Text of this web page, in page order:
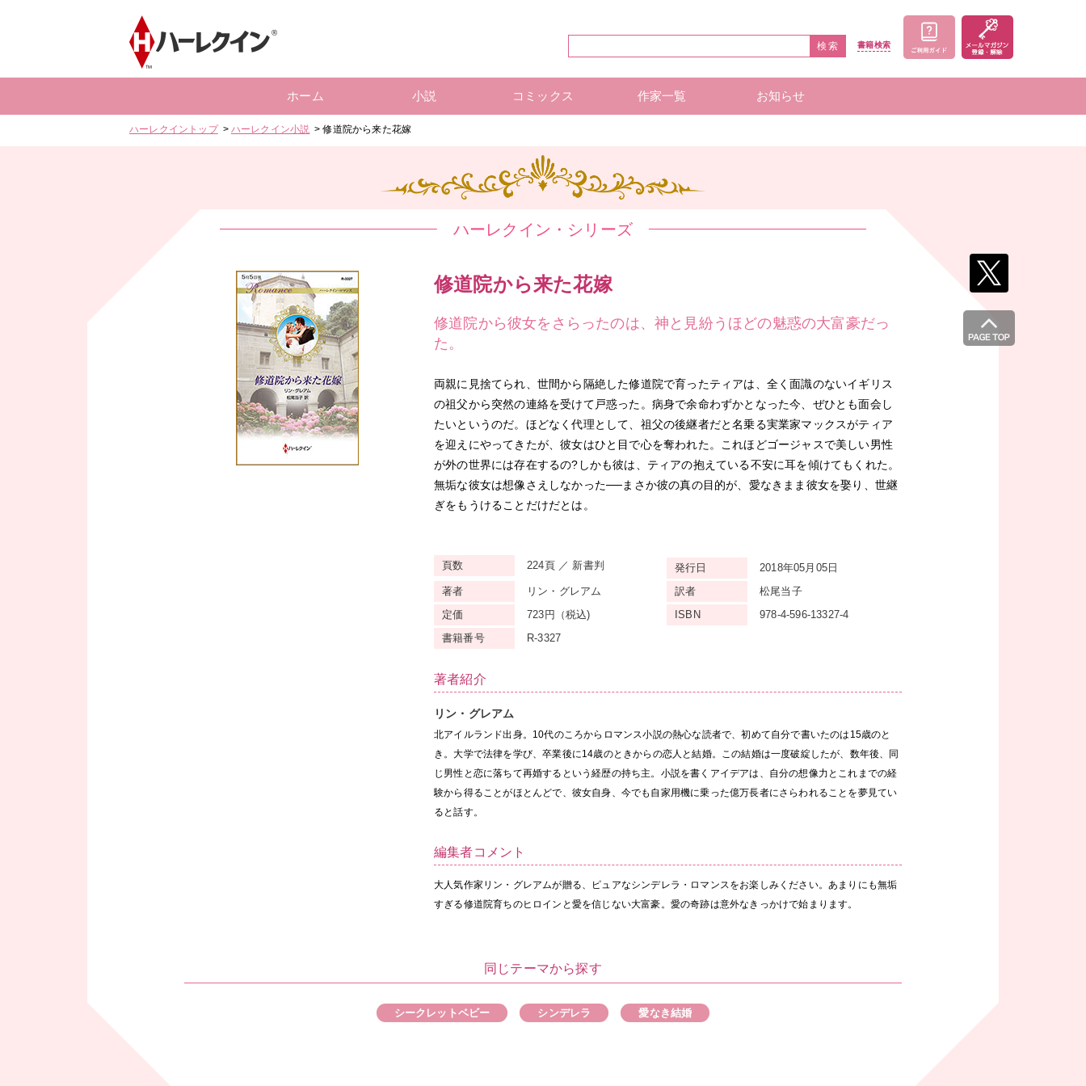
検索 書籍検索
ホーム 小説 コミックス 作家一覧 お知らせ
ハーレクイントップ ハーレクイン小説 修道院から来た花嫁
ハーレクイン・シリーズ
修道院から来た花嫁
修道院から彼女をさらったのは、神と見紛うほどの魅惑の大富豪だっ
た。
両親に見捨てられ、世間から隔絶した修道院で育ったティアは、全く面識のないイギリス
の祖父から突然の連絡を受けて戸惑った。病身で余命わずかとなった今、ぜひとも面会し
たいというのだ。ほどなく代理として、祖父の後継者だと名乗る実業家マックスがティア
を迎えにやってきたが、彼女はひと目で心を奪われた。これほどゴージャスで美しい男性
が外の世界には存在するの?しかも彼は、ティアの抱えている不安に耳を傾けてもくれた。
無垢な彼女は想像さえしなかった──まさか彼の真の目的が、愛なきまま彼女を娶り、世継
ぎをもうけることだけだとは。
頁数 224頁 ／ 新書判 発行日
2018年05月05日
著者
リン・グレアム 訳者
松尾当子
定価
723円（税込) ISBN
978-4-596-13327-4
書籍番号
R-3327
著者紹介
リン・グレアム
北アイルランド出身。10代のころからロマンス小説の熱心な読者で、初めて自分で書いたのは15歳のと
き。大学で法律を学び、卒業後に14歳のときからの恋人と結婚。この結婚は一度破綻したが、数年後、同
じ男性と恋に落ちて再婚するという経歴の持ち主。小説を書くアイデアは、自分の想像力とこれまでの経
験から得ることがほとんどで、彼女自身、今でも自家用機に乗った億万長者にさらわれることを夢見てい
ると話す。
編集者コメント
大人気作家リン・グレアムが贈る、ピュアなシンデレラ・ロマンスをお楽しみください。あまりにも無垢
すぎる修道院育ちのヒロインと愛を信じない大富豪。愛の奇跡は意外なきっかけで始まります。
同じテーマから探す
シークレットベビー シンデレラ 愛なき結婚